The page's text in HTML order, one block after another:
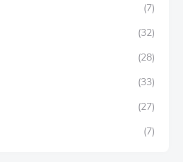
(7)
(32)
(28)
(33)
(27)
(7)